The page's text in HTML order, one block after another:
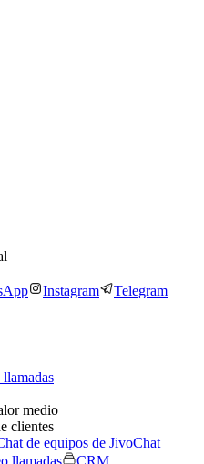
Instagram Telegram
medio
clientes
de equipos de JivoChat
llamadas
CRM